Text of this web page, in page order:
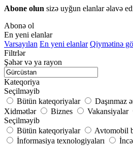
Abone olun sizə uyğun elanlar əlavə
Abonə ol
En yeni elanlar
Varsayılan En yeni elanlar Qiymətinə
Filtrlər
Şəhər və ya rayon
Kateqoriya
Seçilməyib
Bütün kateqoriyalar
Daşınmaz
Xidmətlər
Biznes Vakansiyalar
Seçilməyib
Bütün kateqoriyalar
Avtomobil
İnformasiya texnologiyaları